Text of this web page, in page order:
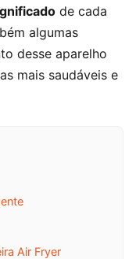
de cada
algumas
desse aparelho
mais saudáveis e
Air Fryer